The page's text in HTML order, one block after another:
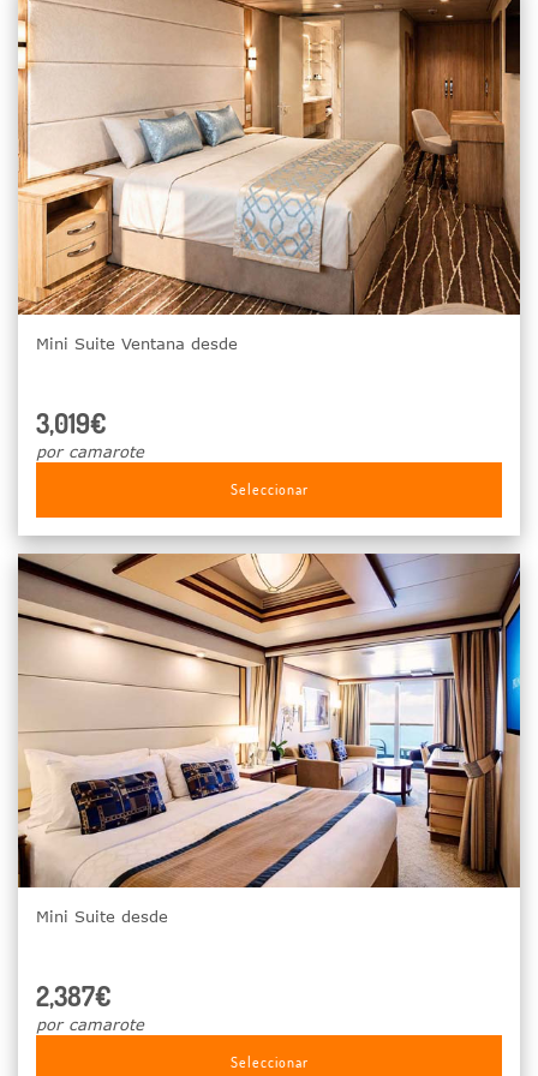
Mini Suite Ventana desde
3,019€
por camarote
Seleccionar
Mini Suite desde
2,387€
por camarote
Seleccionar